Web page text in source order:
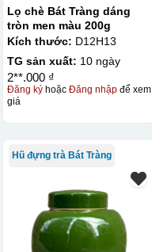
Lọ chè Bát Tràng dáng
tròn men màu 200g
Kích thước: D12H13
TG sản xuất: 10 ngày
2**.000 ₫
Đăng ký hoặcĐăng nhập để xem
giá
Hũ đựng trà Bát Tràng